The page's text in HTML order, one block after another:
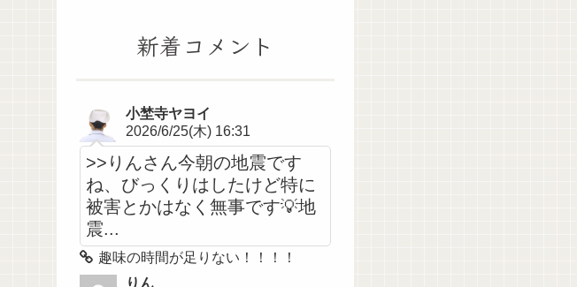
新着コメント
小埜寺ヤヨイ
2026/6/25(木) 16:31
>>りんさん今朝の地震です
ね、びっくりはしたけど特に
被害とかはなく無事です💡地
震...
趣味の時間が足りない！！！！
りん